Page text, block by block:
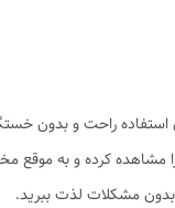
استفاده راحت و
مشاهده کرده و به
مشکلات لذت ببرید.